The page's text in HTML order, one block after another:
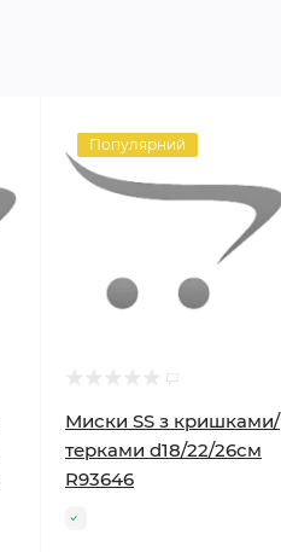
Популярний
Миски SS з кришками/
терками d18/22/26см
R93646